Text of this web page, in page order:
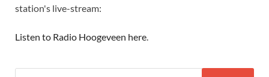
station's live-stream:
Listen to Radio Hoogeveen here.